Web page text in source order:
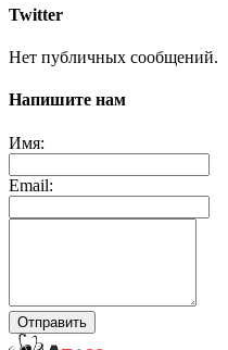
Twitter
Нет публичных сообщений.
Напишите нам
Имя:
Email:
Отправить